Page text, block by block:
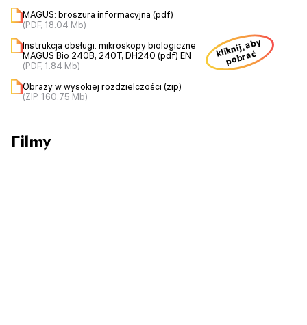
MAGUS: broszura informacyjna (pdf)
(PDF, 18.04 Mb)
Instrukcja obsługi: mikroskopy biologiczne
MAGUS Bio 240B, 240T, DH240 (pdf) EN
(PDF, 1.84 Mb)
Obrazy w wysokiej rozdzielczości (zip)
(ZIP, 160.75 Mb)
kliknij, aby
pobrać
Filmy